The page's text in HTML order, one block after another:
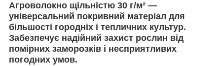
Агроволокно щільністю 30 г/м² —
універсальний покривний матеріал для
більшості городніх і тепличних культур.
Забезпечує надійний захист рослин від
помірних заморозків і несприятливих
погодних умов.